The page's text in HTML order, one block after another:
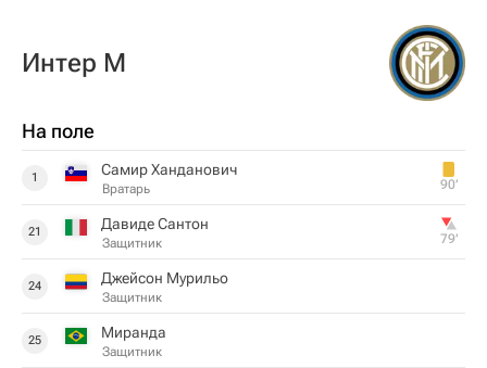
Интер М
На поле
1 Самир Ханданович
Вратарь 90‎’‎
21 Давиде Сантон
Защитник 79‎’‎
24 Джейсон Мурильо
Защитник
25 Миранда
Защитник